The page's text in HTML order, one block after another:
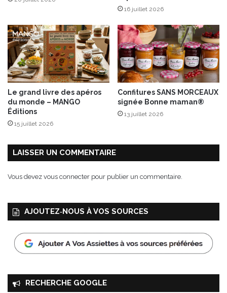
l
y
16 juillet 2026
Le grand livre des apéros
du monde – MANGO
Éditions
15 juillet 2026
Confitures SANS MORCEAUX
signée Bonne maman®
13 juillet 2026
LAISSER UN COMMENTAIRE
Vous devez vous connecter pour publier un commentaire.
AJOUTEZ‑NOUS À VOS SOURCES
RECHERCHE GOOGLE